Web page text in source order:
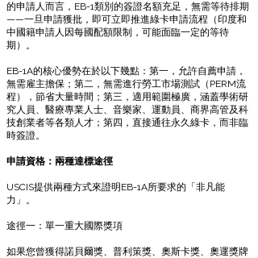
的申請人而言，EB-1類別的簽證名額充足，無需等待排期
——一旦申請獲批，即可立即推進綠卡申請流程（印度和
中國籍申請人因每國配額限制，可能面臨一定的等待
期）。
EB-1A的核心優勢在於以下幾點：第一，允許自薦申請，
無需雇主擔保；第二，無需進行勞工市場測試（PERM流
程），節省大量時間；第三，適用範圍極廣，涵蓋學術研
究人員、醫療專業人士、音樂家、運動員、商界高管及科
技創業者等各類人才；第四，直接通往永久綠卡，而非臨
時簽證。
申請資格：兩種達標途徑
USCIS提供兩種方式來證明EB-1A所要求的「非凡能
力」。
途徑一：單一重大國際獎項
如果您曾獲得諾貝爾獎、普利策獎、奧斯卡獎、奧運獎牌